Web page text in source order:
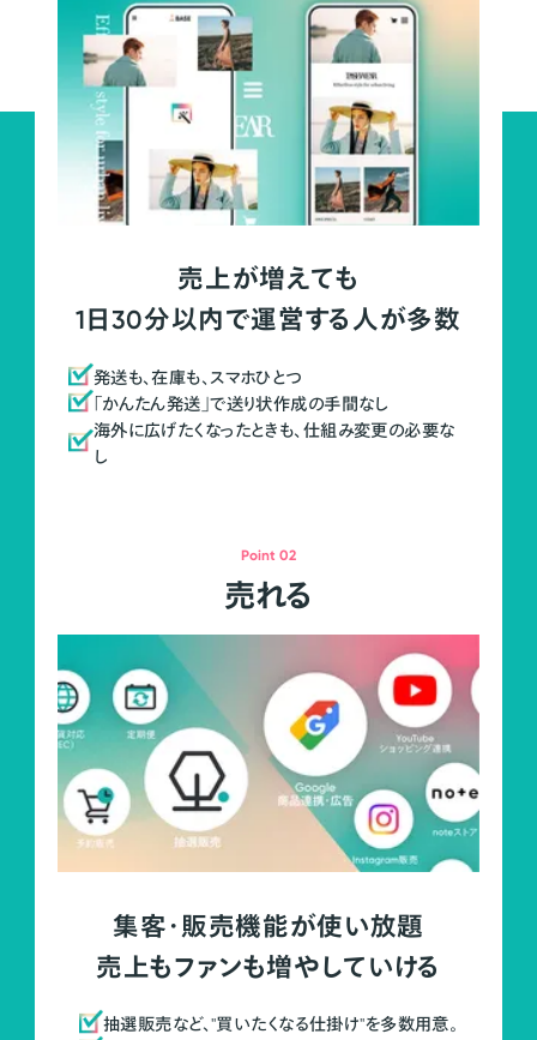
売上が増えても
1日30分以内で運営する人が多数
発送も、在庫も、スマホひとつ
「かんたん発送」で送り状作成の手間なし
海外に広げたくなったときも、仕組み変更の必要な
し
Point 02
売れる
集客・販売機能が使い放題
売上もファンも増やしていける
抽選販売など、"買いたくなる仕掛け"を多数用意。